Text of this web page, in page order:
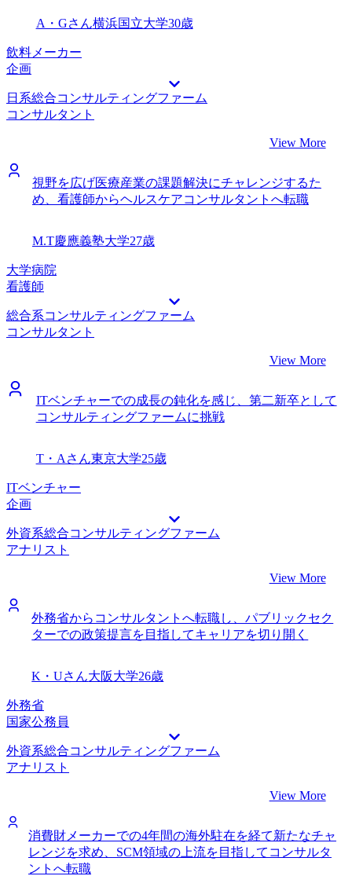
A・Gさん横浜国立大学30歳
飲料メーカー
企画
日系総合コンサルティングファーム
コンサルタント
View More
視野を広げ医療産業の課題解決にチャレンジするた
め、看護師からヘルスケアコンサルタントへ転職
M.T慶應義塾大学27歳
大学病院
看護師
総合系コンサルティングファーム
コンサルタント
View More
ITベンチャーでの成長の鈍化を感じ、第二新卒として
コンサルティングファームに挑戦
T・Aさん東京大学25歳
ITベンチャー
企画
外資系総合コンサルティングファーム
アナリスト
View More
外務省からコンサルタントへ転職し、パブリックセク
ターでの政策提言を目指してキャリアを切り開く
K・Uさん大阪大学26歳
外務省
国家公務員
外資系総合コンサルティングファーム
アナリスト
View More
消費財メーカーでの4年間の海外駐在を経て新たなチャ
レンジを求め、SCM領域の上流を目指してコンサルタ
ントへ転職